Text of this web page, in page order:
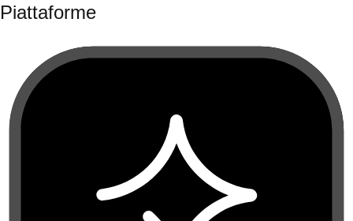
Piattaforme